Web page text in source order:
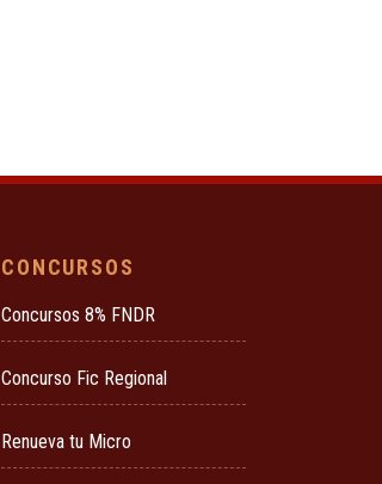
CONCURSOS
Concursos 8% FNDR
Concurso Fic Regional
Renueva tu Micro